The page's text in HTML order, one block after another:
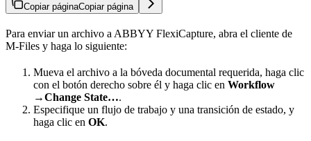
Copiar páginaCopiar página
Para enviar un archivo a ABBYY FlexiCapture, abra el cliente de
M-Files y haga lo siguiente:
Mueva el archivo a la bóveda documental requerida, haga clic
con el botón derecho sobre él y haga clic en Workflow
→Change State….
Especifique un flujo de trabajo y una transición de estado, y
haga clic en OK.